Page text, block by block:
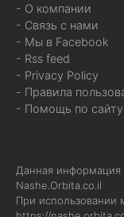
- О компании
- Связь с нами
- Мы в Facebook
- Rss feed
- Privacy Policy
- Правила
- Помощь по сайту
Данная информация
Nashe.Orbita.co.il
При использовании